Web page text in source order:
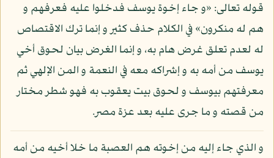
قوله تعالى: «و جاء إخوة يوسف فدخلوا عليه فعرفهم و
هم له منكرون» في الكلام حذف كثير و إنما ترك الاقتصاص
له لعدم تعلق غرض هام به، و إنما الغرض بيان لحوق أخي
يوسف من أمه به و إشراكه معه في النعمة و المن الإلهي ثم
معرفتهم بيوسف و لحوق بيت يعقوب به فهو شطر مختار
من قصته و ما جرى عليه بعد عزة مصر.
و الذي جاء إليه من إخوته هم العصبة ما خلا أخيه من أمه